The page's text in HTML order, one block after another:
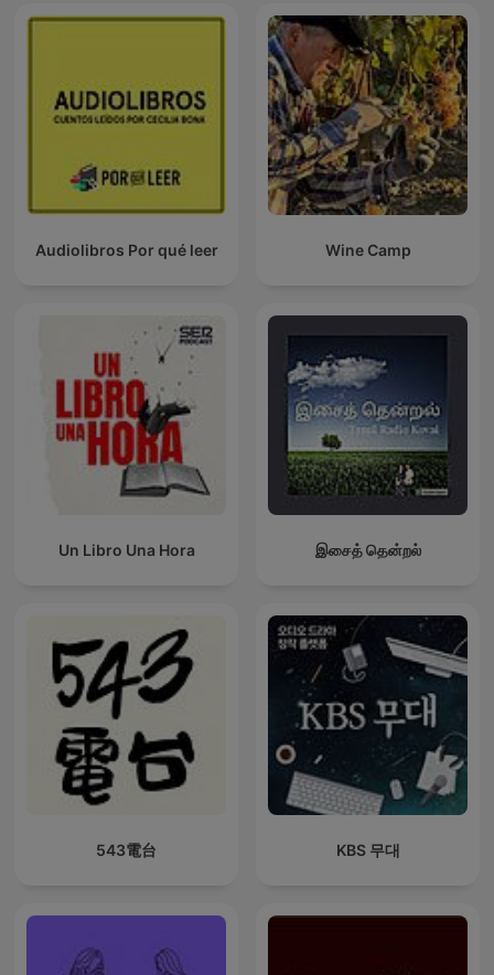
Wine Camp
Audiolibros Por qué leer
இசைத் தென்றல்
Un Libro Una Hora
KBS 무대
543電台